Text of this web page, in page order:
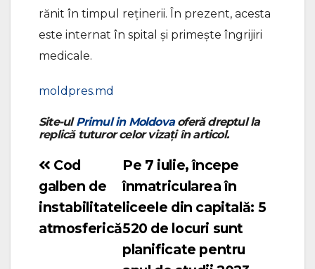
rănit în timpul reținerii. În prezent, acesta
este internat în spital și primește îngrijiri
medicale.
moldpres.md
Site-ulPrimul in Moldovaoferă dreptul la
replică tuturor celor vizați în articol.
Navigare
în
articole
Pe 7 iulie, începe
înmatricularea în
liceele din capitală: 5
520 de locuri sunt
planificate pentru
Cod
galben de
instabilitate
atmosferică